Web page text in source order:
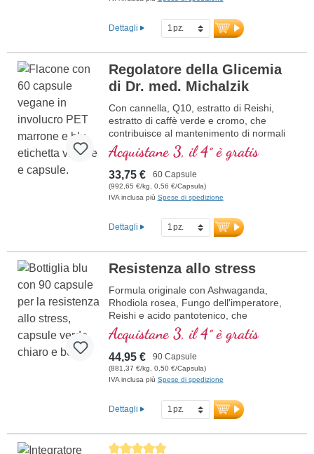
Dettagli
Regolatore della Glicemia
di Dr. med. Michalzik
Con cannella, Q10, estratto di Reishi,
estratto di caffè verde e cromo, che
contribuisce al mantenimento di normali
livelli di glicemia.
Acquistane 3, il 4° è gratis
33,75 € 60 Capsule
(992,65 €/kg, 0,56 €/Capsula)
IVA inclusa più Spese di spedizione
Dettagli
Resistenza allo stress
Formula originale con Ashwaganda,
Rhodiola rosea, Fungo dell'imperatore,
Reishi e acido pantotenico, che
contribuisce alla normale prestazioni
mentali. La vitamina E aiuta a proteggere
le cellule dallo stress ossidativo.
Acquistane 3, il 4° è gratis
44,95 € 90 Capsule
(881,37 €/kg, 0,50 €/Capsula)
IVA inclusa più Spese di spedizione
Dettagli
Average rating of 5 out of 5 stars